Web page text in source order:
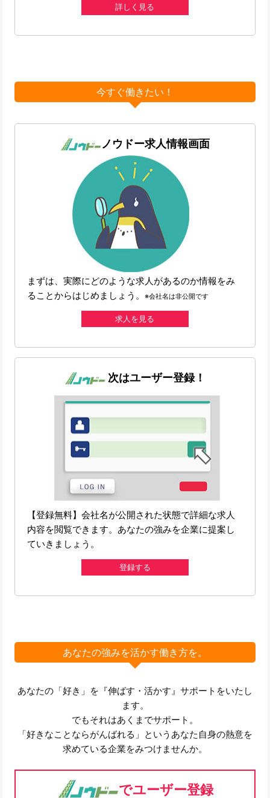
詳しく見る
今すぐ働きたい！
ノウドー求人情報画面
まずは、実際にどのような求人があるのか情報をみ
ることからはじめましょう。※会社名は非公開です
求人を見る
次はユーザー登録！
【登録無料】会社名が公開された状態で詳細な求人
内容を閲覧できます。あなたの強みを企業に提案し
ていきましょう。
登録する
あなたの強みを活かす働き方を。
あなたの「好き」を『伸ばす・活かす』サポートをいたし
ます。
でもそれはあくまでサポート。
「好きなことならがんばれる」というあなた自身の熱意を
求めている企業をみつけませんか。
でユーザー登録